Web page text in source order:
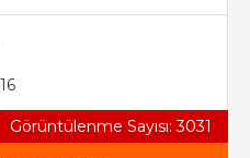
Görüntülenme Sayısı: 3031